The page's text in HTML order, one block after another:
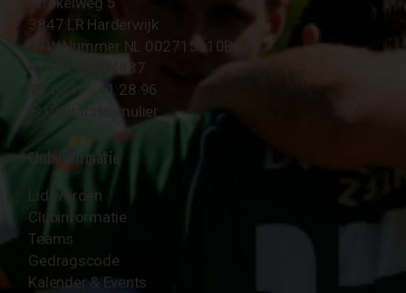
3847 LR Harderwijk
BTW Nummer NL 002715910B01
KvK Nr 40094437
☎︎ 0341 - 41 28 96
✉︎ Contactformulier
Clubinformatie
Lid worden
Clubinformatie
Teams
Gedragscode
Kalender & Events